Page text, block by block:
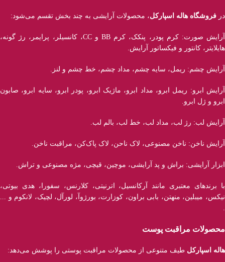
در فروشگاه هاله اسپارکل، محصولات آرایشی به چند بخش تقسم می‌شود:
آرایش صورت: کرم پودر، پنکک، کرم BB و CC، کانسیلر، پرایمر، رژ‌ گونه،
هایلایتر، کانتور و فیکساتور آرایش.
آرایش چشم: ریمل، سایه چشم، مداد چشم، خط چشم و لنز.
آرایش ابرو: ریمل ابرو، مداد ابرو، ماژیک ابرو، پودر ابرو، سایه ابرو، صابون
ابرو و ژل ابرو.
آرایش لب: رژ لب، مداد لب، خط لب، بالم لب.
آرایش ناخن: ناخن مصنوعی، لاک ناحن، لاک پاک‌کن، مراقبت ناخن.
ابزار آرایشی: براش و پد آرایشی، موچین، قیچی، مژه مصنوعی و تراش.
با برند‌های معتبری مانند آرکانسیل، اترنیتی، کلارنس، سفورا، هدی بیوتی،
نیکس، میبلین، منهتن، بابی براون، کوزارت، بورژوآ، لورآل، لچیک، لانکوم و ...
.
محصولات مراقبت پوست
هاله اسپارکل طیف متنوعی از محصولات مراقبت پوستی را پوشش می‌دهد: